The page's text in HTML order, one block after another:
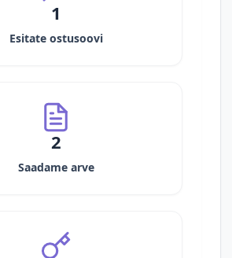
1
Esitate ostusoovi
2
Saadame arve